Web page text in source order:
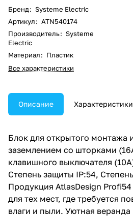
Бренд: Systeme Electric
Артикул: ATN540174
Производитель: Systeme
Electric
Материал: Пластик
Все характеристики
Описание Характеристики
Блок для открытого монтажа
заземлением со шторками
клавишного выключателя
Степень защиты IP:54,
Продукция AtlasDesign
для тех мест, где требуется
влаги и пыли. Уютная